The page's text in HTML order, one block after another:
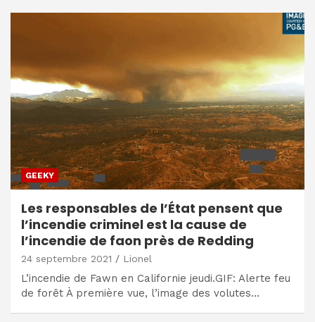
GEEKY
Les responsables de l’État pensent que
l’incendie criminel est la cause de
l’incendie de faon près de Redding
24 septembre 2021 Lionel
L’incendie de Fawn en Californie jeudi.GIF: Alerte feu
de forêt À première vue, l’image des volutes…